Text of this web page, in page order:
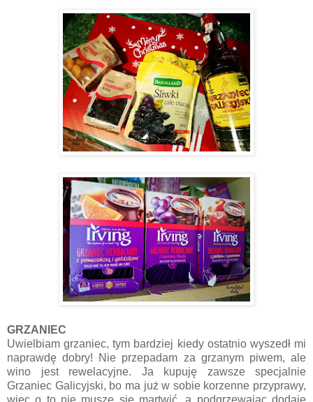
GRZANIEC
Uwielbiam grzaniec, tym bardziej kiedy ostatnio wyszedł mi
naprawdę dobry! Nie przepadam za grzanym piwem, ale
wino jest rewelacyjne. Ja kupuję zawsze specjalnie
Grzaniec Galicyjski, bo ma już w sobie korzenne przyprawy,
więc o to nie muszę się martwić, a podgrzewając dodaję